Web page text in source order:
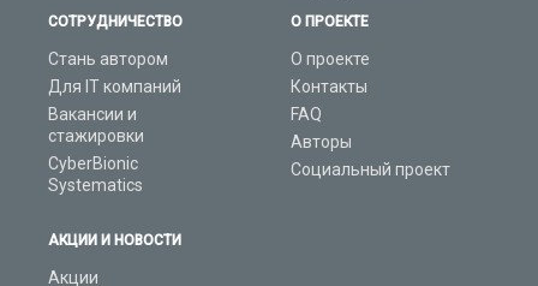
СОТРУДНИЧЕСТВО
Стань автором
Для IT компаний
Вакансии и
стажировки
CyberBionic
Systematics
АКЦИИ И НОВОСТИ
Акции
О ПРОЕКТЕ
О проекте
Контакты
FAQ
Авторы
Социальный проект